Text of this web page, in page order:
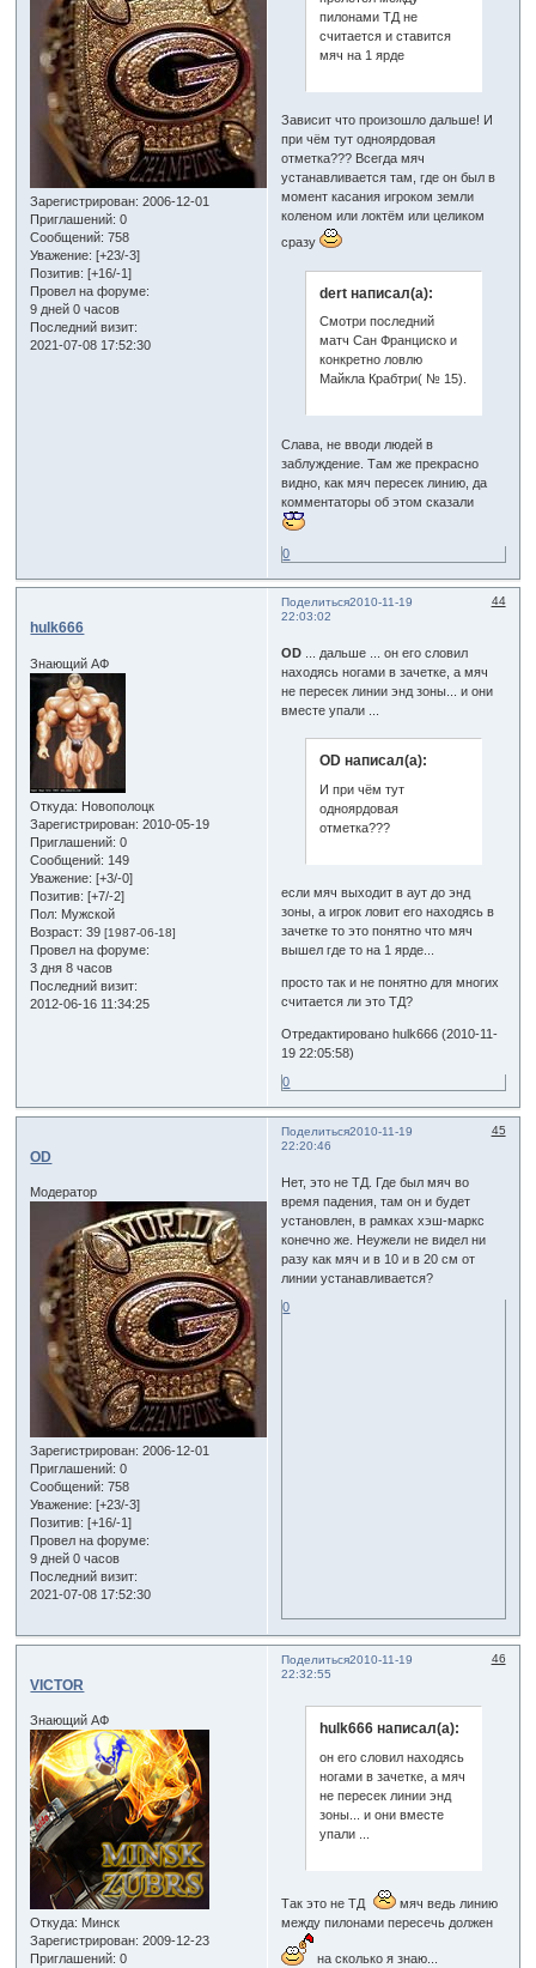
Зарегистрирован: 2006-12-01
Приглашений: 0
Сообщений: 758
Уважение: [+23/-3]
Позитив: [+16/-1]
Провел на форуме:
9 дней 0 часов
Последний визит:
2021-07-08 17:52:30
пилонами ТД не
считается и ставится
мяч на 1 ярде
Зависит что произошло дальше! И
при чём тут одноярдовая
отметка??? Всегда мяч
устанавливается там, где он был в
момент касания игроком земли
коленом или локтём или целиком
сразу
dert написал(а):
Смотри последний
матч Сан Франциско и
конкретно ловлю
Майкла Крабтри( № 15).
Слава, не вводи людей в
заблуждение. Там же прекрасно
видно, как мяч пересек линию, да
комментаторы об этом сказали
0
Поделиться 44
2010-11-19
22:03:02
hulk666
Знающий АФ
Откуда: Новополоцк
Зарегистрирован: 2010-05-19
Приглашений: 0
Сообщений: 149
Уважение: [+3/-0]
Позитив: [+7/-2]
Пол: Мужской
Возраст: 39[1987-06-18]
Провел на форуме:
3 дня 8 часов
Последний визит:
2012-06-16 11:34:25
OD ... дальше ... он его словил
находясь ногами в зачетке, а мяч
не пересек линии энд зоны... и они
вместе упали ...
OD написал(а):
И при чём тут
одноярдовая
отметка???
если мяч выходит в аут до энд
зоны, а игрок ловит его находясь в
зачетке то это понятно что мяч
вышел где то на 1 ярде...
просто так и не понятно для многих
считается ли это ТД?
Отредактировано hulk666 (2010-11-
19 22:05:58)
0
Поделиться 45
2010-11-19
22:20:46
OD
Модератор
Зарегистрирован: 2006-12-01
Приглашений: 0
Сообщений: 758
Уважение: [+23/-3]
Позитив: [+16/-1]
Провел на форуме:
9 дней 0 часов
Последний визит:
2021-07-08 17:52:30
Нет, это не ТД. Где был мяч во
время падения, там он и будет
установлен, в рамках хэш-маркс
конечно же. Неужели не видел ни
разу как мяч и в 10 и в 20 см от
линии устанавливается?
0
Поделиться 46
2010-11-19
22:32:55
VICTOR
Знающий АФ
Откуда: Минск
Зарегистрирован: 2009-12-23
Приглашений: 0
hulk666 написал(а):
он его словил находясь
ногами в зачетке, а мяч
не пересек линии энд
зоны... и они вместе
упали ...
Так это не ТД
мяч ведь линию
между пилонами пересечь должен
на сколько я знаю...